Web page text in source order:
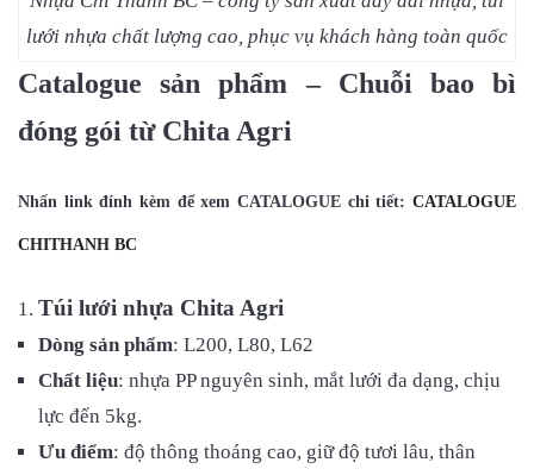
lưới nhựa chất lượng cao, phục vụ khách hàng toàn quốc
Catalogue sản phẩm – Chuỗi bao bì
đóng gói từ Chita Agri
Nhấn link đính kèm để xem CATALOGUE chi tiết: CATALOGUE
CHITHANH BC
Túi lưới nhựa Chita Agri
Dòng sản phẩm: L200, L80, L62
Chất liệu: nhựa PP nguyên sinh, mắt lưới đa dạng, chịu
lực đến 5kg.
Ưu điểm: độ thông thoáng cao, giữ độ tươi lâu, thân